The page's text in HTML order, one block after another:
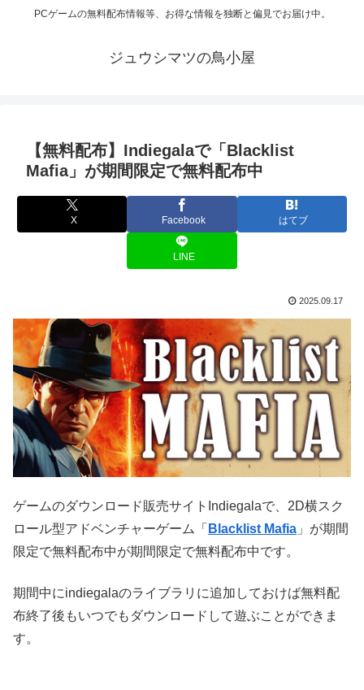
PCゲームの無料配布情報等、お得な情報を独断と偏見でお届け中。
ジュウシマツの鳥小屋
【無料配布】Indiegalaで「Blacklist
Mafia」が期間限定で無料配布中
X Facebook はてブ
LINE
2025.09.17
ゲームのダウンロード販売サイトIndiegalaで、2D横スク
ロール型アドベンチャーゲーム「 Blacklist Mafia 」が期間
限定で無料配布中が期間限定で無料配布中です。
期間中にindiegalaのライブラリに追加しておけば無料配
布終了後もいつでもダウンロードして遊ぶことができま
す。